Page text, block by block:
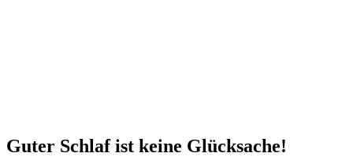
Guter Schlaf ist keine Glücksache!